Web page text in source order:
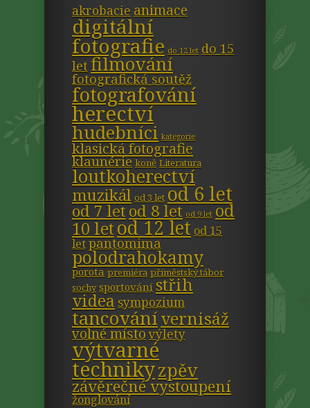
akrobacie animace
digitální
fotografie do 12 let do 15
let filmování
fotografická soutěž
fotografování
herectví
hudebníci kategorie
klasická fotografie
klaunérie koně Literatura
loutkoherectví
muzikál od 3 let od 6 let
od 7 letod 8 let od 9 let od
10 letod 12 let od 15
letpantomima
polodrahokamy
porota premiéra příměstský tábor
sochy sportování střih
videa sympozium
tancovánívernisáž
volné místovýlety
výtvarné
technikyzpěv
závěrečné vystoupení
žonglování